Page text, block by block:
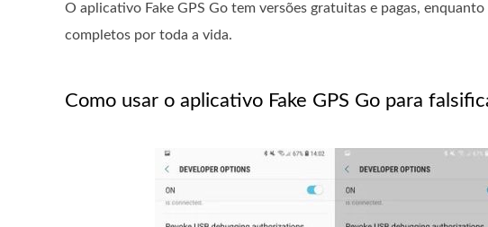
O aplicativo Fake GPS Go tem versões gratuitas e pagas,
completos por toda a vida.
Como usar o aplicativo Fake GPS Go para